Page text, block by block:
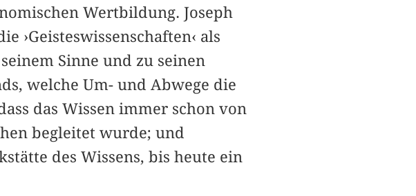
Wertbildung. Joseph
›Geisteswissenschaften‹ als
Sinne und zu seinen
welche Um- und Abwege die
das Wissen immer schon von
begleitet wurde; und
des Wissens, bis heute ein